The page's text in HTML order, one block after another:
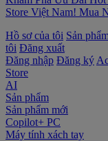
Store Việt Nam! Mua
Hồ sơ của tôi Sản
tôi Đăng xuất
Đăng nhập Đăng ký
Store
AI
Sản phẩm
Sản phẩm mới
Copilot+ PC
Máy tính xách tay